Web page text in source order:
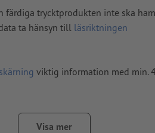
färdiga trycktprodukten inte ska
ta hänsyn till läsriktningen
viktig information med min.
Visa mer